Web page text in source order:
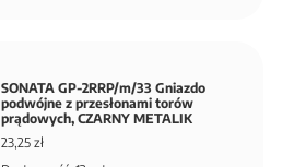
SONATA GP-2RRP/m/33 Gniazdo
podwójne z przesłonami torów
prądowych, CZARNY METALIK
23,25 zł